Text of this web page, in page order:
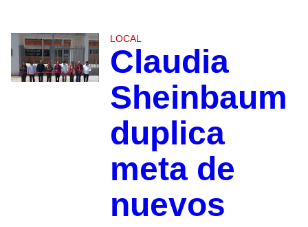
LOCAL
Claudia
Sheinbaum
duplica
meta de
nuevos